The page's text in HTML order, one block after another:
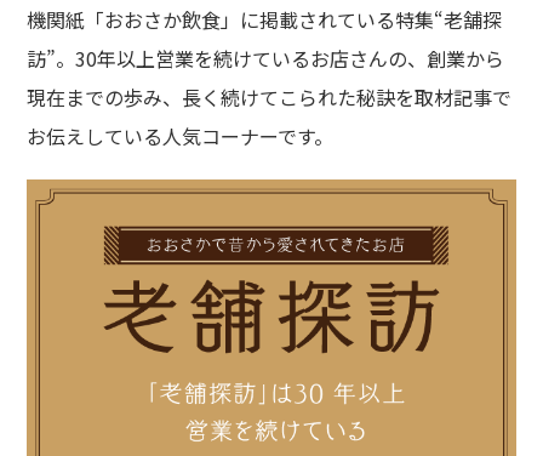
機関紙「おおさか飲食」に掲載されている特集“老舗探
訪”。30年以上営業を続けているお店さんの、創業から
現在までの歩み、長く続けてこられた秘訣を取材記事で
お伝えしている人気コーナーです。